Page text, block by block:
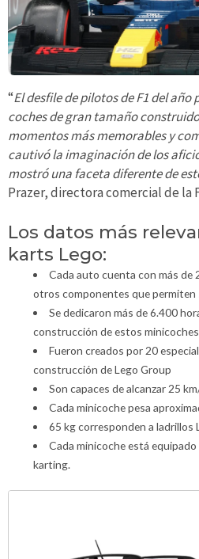
“El desfile de pilotos de F1 del año
coches de gran tamaño
momentos más memorables y
cautivó la imaginación de los
mostró una faceta diferente de
Prazer, directora comercial de la
Los datos más
karts Lego:
Cada auto cuenta con más de
otros componentes que permiten
Se dedicaron más de 6.400
construcción de estos
Fueron creados por 20
construcción de Lego Group
Son capaces de alcanzar 25
Cada minicoche pesa
65 kg corresponden a ladrillos
Cada minicoche está
karting.